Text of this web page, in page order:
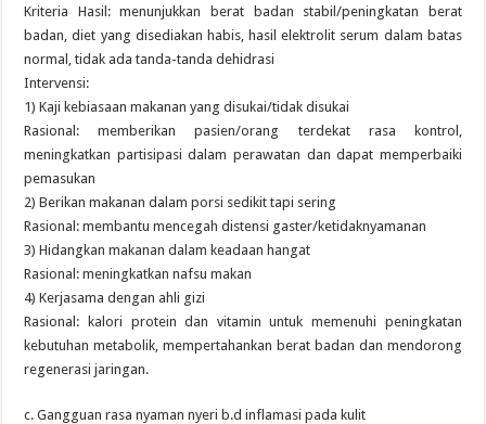
Kriteria Hasil: menunjukkan berat badan stabil/peningkatan berat
badan, diet yang disediakan habis, hasil elektrolit serum dalam batas
normal, tidak ada tanda-tanda dehidrasi
Intervensi:
1) Kaji kebiasaan makanan yang disukai/tidak disukai
Rasional: memberikan pasien/orang terdekat rasa kontrol,
meningkatkan partisipasi dalam perawatan dan dapat memperbaiki
pemasukan
2) Berikan makanan dalam porsi sedikit tapi sering
Rasional: membantu mencegah distensi gaster/ketidaknyamanan
3) Hidangkan makanan dalam keadaan hangat
Rasional: meningkatkan nafsu makan
4) Kerjasama dengan ahli gizi
Rasional: kalori protein dan vitamin untuk memenuhi peningkatan
kebutuhan metabolik, mempertahankan berat badan dan mendorong
regenerasi jaringan.
c. Gangguan rasa nyaman nyeri b.d inflamasi pada kulit